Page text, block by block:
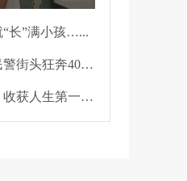
长”满小孩…...
鞋跑掉了也要抓住你！民警街头狂奔400米擒贼
她翻遍30年前尘封档案，收获人生第一面锦旗